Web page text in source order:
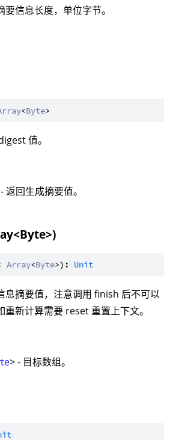
信息长度，单位字节。
<Byte
值。
返回生成摘要值。
Array<Byte>): Unit
息摘要值，注意调用 finish 后不可以
新计算需要 reset 重置上下文。
> - 目标数组。